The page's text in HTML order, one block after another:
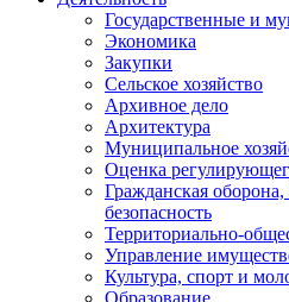
Государственные и
Экономика
Закупки
Сельское хозяйство
Архивное дело
Архитектура
Муниципальное
Оценка
Гражданская
безопасность
Территориально-
Управление
Культура, спорт и
Образование